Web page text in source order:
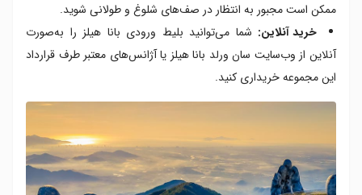
ممکن است مجبور به انتظار در صف‌های شلوغ و طولانی شوید.
خرید آنلاین: شما می‌توانید بلیط‌ ورودی بانا هیلز را به‌صورت
آنلاین از وب‌سایت سان ورلد بانا هیلز یا آژانس‌های معتبر طرف قرارداد
این مجموعه خریداری کنید.